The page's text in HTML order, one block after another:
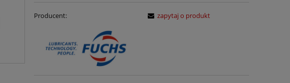
Producent: zapytaj o produkt